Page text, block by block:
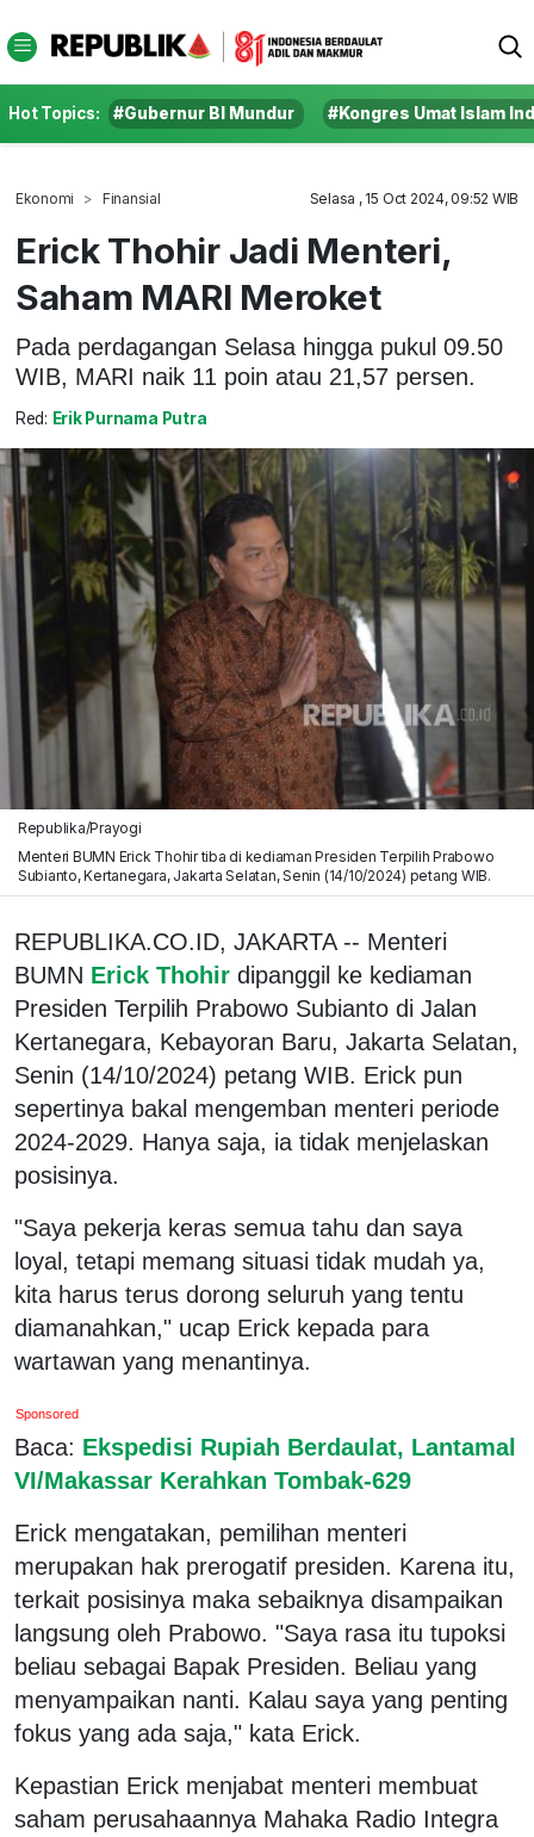
Hot Topics: #Gubernur BI Mundur #Kongres Umat Islam
Ekonomi Finansial Selasa , 15 Oct 2024, 09:52 WIB
Erick Thohir Jadi Menteri,
Saham MARI Meroket
Pada perdagangan Selasa hingga pukul 09.50
WIB, MARI naik 11 poin atau 21,57 persen.
Red: Erik Purnama Putra
Republika/Prayogi
Menteri BUMN Erick Thohir tiba di kediaman Presiden Terpilih Prabowo
Subianto, Kertanegara, Jakarta Selatan, Senin (14/10/2024) petang WIB.
REPUBLIKA.CO.ID, JAKARTA -- Menteri
BUMN Erick Thohir dipanggil ke kediaman
Presiden Terpilih Prabowo Subianto di Jalan
Kertanegara, Kebayoran Baru, Jakarta Selatan,
Senin (14/10/2024) petang WIB. Erick pun
sepertinya bakal mengemban menteri periode
2024-2029. Hanya saja, ia tidak menjelaskan
posisinya.
"Saya pekerja keras semua tahu dan saya
loyal, tetapi memang situasi tidak mudah ya,
kita harus terus dorong seluruh yang tentu
diamanahkan," ucap Erick kepada para
wartawan yang menantinya.
Sponsored
Baca: Ekspedisi Rupiah Berdaulat, Lantamal
VI/Makassar Kerahkan Tombak-629
Erick mengatakan, pemilihan menteri
merupakan hak prerogatif presiden. Karena itu,
terkait posisinya maka sebaiknya disampaikan
langsung oleh Prabowo. "Saya rasa itu tupoksi
beliau sebagai Bapak Presiden. Beliau yang
menyampaikan nanti. Kalau saya yang penting
fokus yang ada saja," kata Erick.
Kepastian Erick menjabat menteri membuat
saham perusahaannya Mahaka Radio Integra